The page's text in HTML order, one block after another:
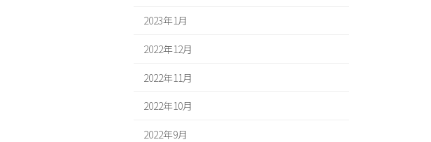
2023年1月
2022年12月
2022年11月
2022年10月
2022年9月